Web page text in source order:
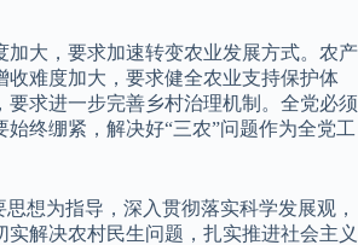
大，要求加速转变农业发展方式。农产
难度加大，要求健全农业支持保护体
求进一步完善乡村治理机制。全党必须
终绷紧，解决好“三农”问题作为全党工
想为指导，深入贯彻落实科学发展观，
解决农村民生问题，扎实推进社会主义